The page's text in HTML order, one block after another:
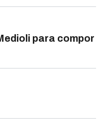
para compor